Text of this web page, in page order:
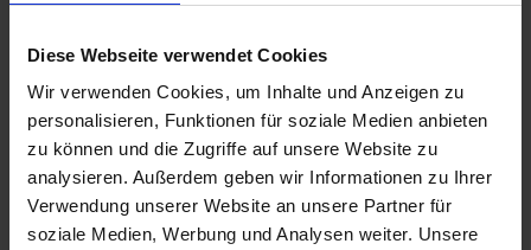
Diese Webseite verwendet Cookies
Wir verwenden Cookies, um Inhalte und Anzeigen zu
personalisieren, Funktionen für soziale Medien anbieten
zu können und die Zugriffe auf unsere Website zu
analysieren. Außerdem geben wir Informationen zu Ihrer
Verwendung unserer Website an unsere Partner für
soziale Medien, Werbung und Analysen weiter. Unsere
Passau / Deutschland
Einschiffung ab 15:00 Uhr
Passage Schlögener Schlinge
18.00 Uhr
11.09.2026 - Freitag
Dürnstein / Österreich
Halbtagesausflug: Barockes Dürnstein